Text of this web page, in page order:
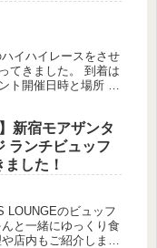
イハイレースをさせ
てきました。 到着は
ト開催日時と場所 全
新宿モアザンタ
ランチビュッフ
した！
LOUNGEのビュッフ
と一緒にゆっくり食
店内もご紹介しま